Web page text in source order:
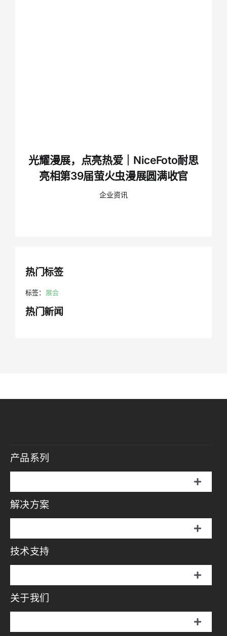
光耀漫展，点亮热爱｜NiceFoto耐思
亮相第39届萤火虫漫展圆满收官
企业资讯
热门标签
标签： 展会
热门新闻
产品系列
切
航
伞罩灯
说明书
解决方案
切
航
摄影方案
影视方案
技术支持
切
航
伞罩灯
关于我们
切